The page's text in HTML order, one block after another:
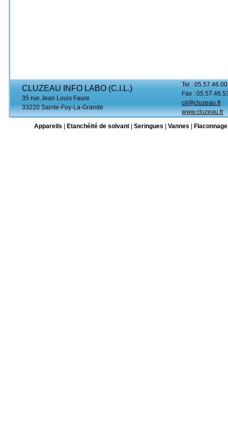
CLUZEAU INFO LABO (C.I.L.)
35 rue Jean Louis Faure
33220 Sainte-Foy-La-Grande
Tel :
Fax :
cil@cluzeau.fr
www.cluzeau.fr
Appareils
Etanchéité de solvant Seringues Vannes Flaconnage